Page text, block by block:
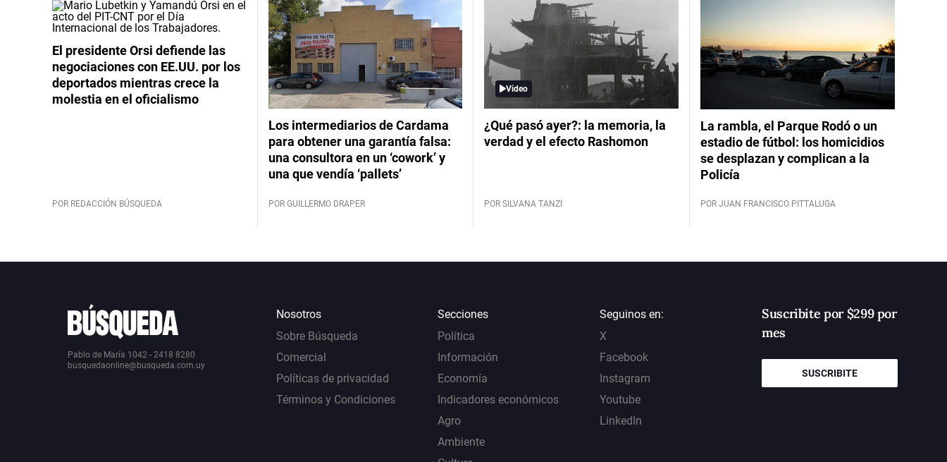
El presidente Orsi defiende las
negociaciones con EE.UU. por los
deportados mientras crece la
molestia en el oficialismo
POR REDACCIÓN BÚSQUEDA
Los intermediarios de Cardama
para obtener una garantía falsa:
una consultora en un ‘cowork’ y
una que vendía ‘pallets’
POR GUILLERMO DRAPER
Video
¿Qué pasó ayer?: la memoria, la
verdad y el efecto Rashomon
POR SILVANA TANZI
La rambla, el Parque Rodó o un
estadio de fútbol: los homicidios
se desplazan y complican a la
Policía
POR JUAN FRANCISCO PITTALUGA
Pablo de María 1042 - 2418 8280
busquedaonline@busqueda.com.uy
Nosotros
Sobre Búsqueda
Comercial
Políticas de privacidad
Términos y Condiciones
Secciones
Política
Información
Economía
Indicadores económicos
Agro
Ambiente
Seguinos en:
X
Facebook
Instagram
Youtube
LinkedIn
Suscribite por $299 por
mes
SUSCRIBITE